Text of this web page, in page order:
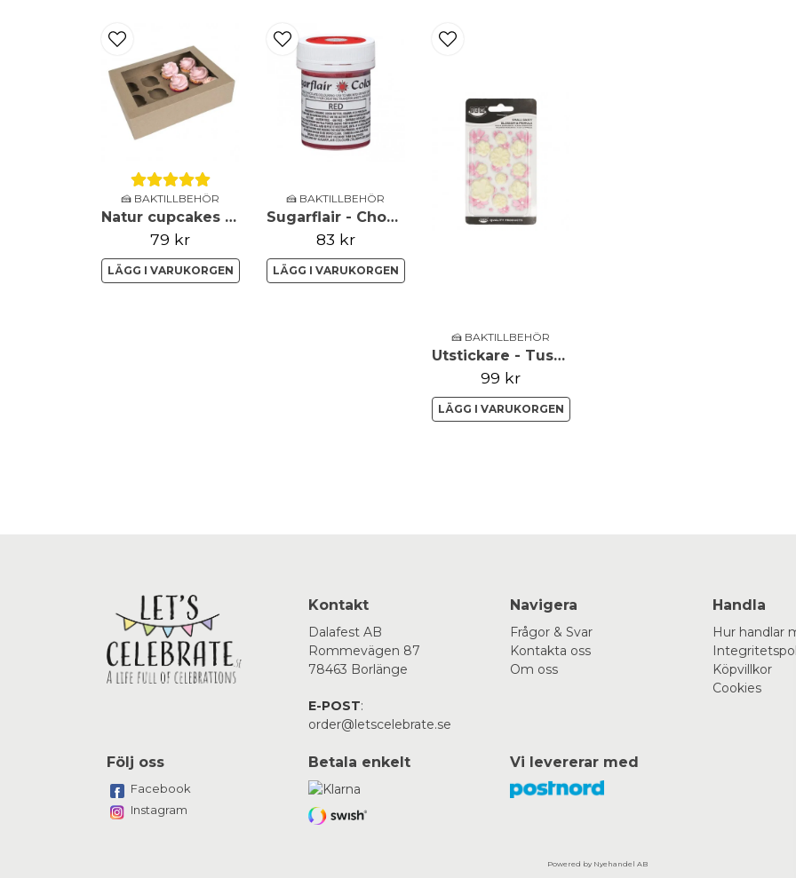
🍰 BAKTILLBEHÖR
Natur cupcakes boxar - 12st - House of Marie
79 kr
LÄGG I VARUKORGEN
🍰 BAKTILLBEHÖR
Sugarflair - Chokladfärg - Röd - 35g
83 kr
LÄGG I VARUKORGEN
🍰 BAKTILLBEHÖR
Utstickare - Tusensköna, liljekonvalj, primula - set om 10
99 kr
LÄGG I VARUKORGEN
Kontakt
Dalafest AB
Rommevägen 87
78463 Borlänge
E-POST:
order@letscelebrate.se
Navigera
Frågor & Svar
Kontakta oss
Om oss
Handla
Hur handlar
Köpvillkor
Cookies
Följ oss
Facebook
Instagram
Betala enkelt Vi levererar med
Powered by Nyehandel AB